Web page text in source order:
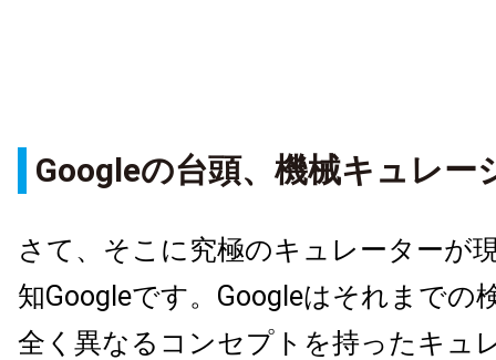
Googleの台頭、機械キュレー
さて、そこに究極のキュレーターが
知Googleです。Googleはそれまでの
全く異なるコンセプトを持ったキュ